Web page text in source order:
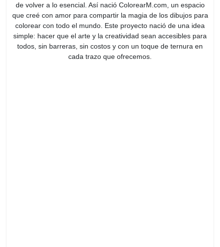
de volver a lo esencial. Así nació ColorearM.com, un espacio
que creé con amor para compartir la magia de los dibujos para
colorear con todo el mundo. Este proyecto nació de una idea
simple: hacer que el arte y la creatividad sean accesibles para
todos, sin barreras, sin costos y con un toque de ternura en
cada trazo que ofrecemos.